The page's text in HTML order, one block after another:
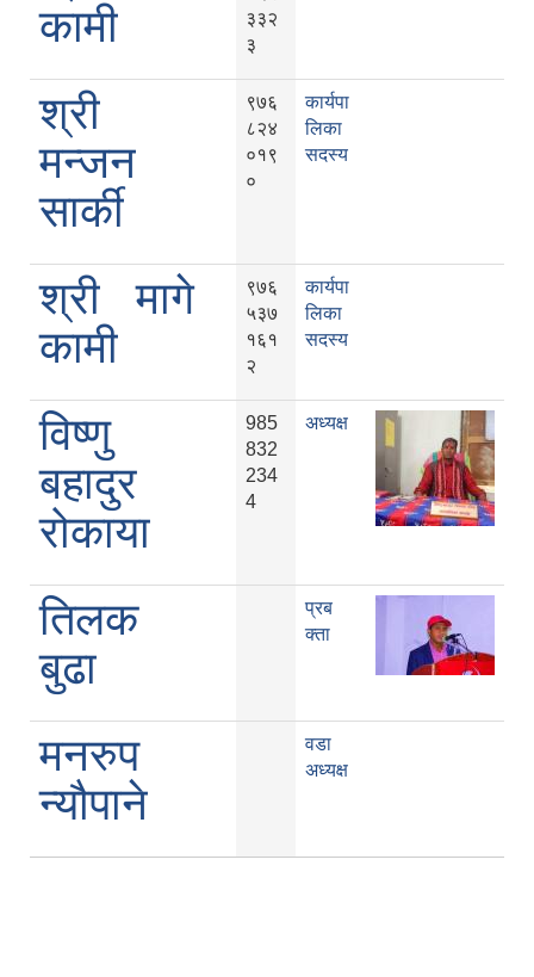
कामी
३३२
३
श्री
मन्जन
सार्की
९७६
८२४
०१९
०
कार्यपा
लिका
सदस्य
श्री मागे
कामी
९७६
५३७
१६१
२
कार्यपा
लिका
सदस्य
विष्णु
बहादुर
रोकाया
985
832
234
4
अध्यक्ष
तिलक
बुढा
प्रब
क्ता
मनरुप
न्यौपाने
वडा
अध्यक्ष